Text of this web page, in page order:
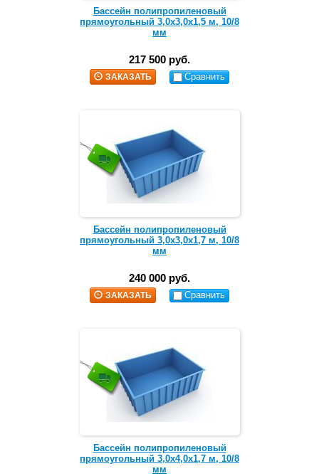
Бассейн полипропиленовый
прямоугольный 3,0х3,0х1,5 м, 10/8
мм
217 500 руб.
ЗАКАЗАТЬ Сравнить
Бассейн полипропиленовый
прямоугольный 3,0х3,0х1,7 м, 10/8
мм
240 000 руб.
ЗАКАЗАТЬ Сравнить
Бассейн полипропиленовый
прямоугольный 3,0х4,0х1,7 м, 10/8
мм